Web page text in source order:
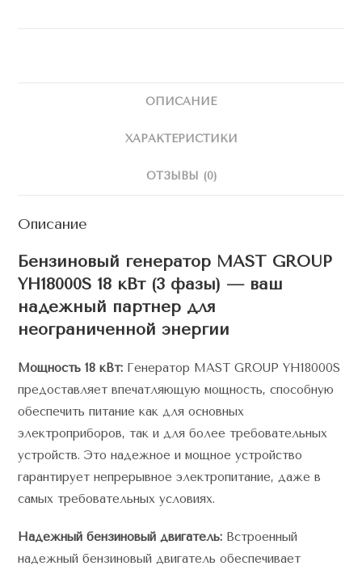
ОПИСАНИЕ
ХАРАКТЕРИСТИКИ
ОТЗЫВЫ (0)
Описание
Бензиновый генератор MAST GROUP
YH18000S 18 кВт (3 фазы) — ваш
надежный партнер для
неограниченной энергии
Мощность 18 кВт: Генератор MAST GROUP YH18000S
предоставляет впечатляющую мощность, способную
обеспечить питание как для основных
электроприборов, так и для более требовательных
устройств. Это надежное и мощное устройство
гарантирует непрерывное электропитание, даже в
самых требовательных условиях.
Надежный бензиновый двигатель: Встроенный
надежный бензиновый двигатель обеспечивает